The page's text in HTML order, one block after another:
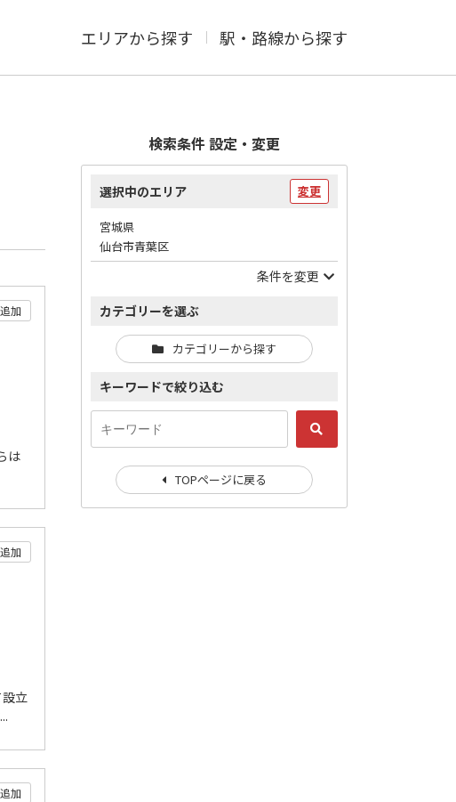
エリアから探す 駅・路線から探す
追加
は
追加
立
追加
検索条件 設定・変更
選択中のエリア 変更
宮城県
仙台市青葉区
条件を変更
カテゴリーを選ぶ
カテゴリーから探す
キーワードで絞り込む
TOPページに戻る